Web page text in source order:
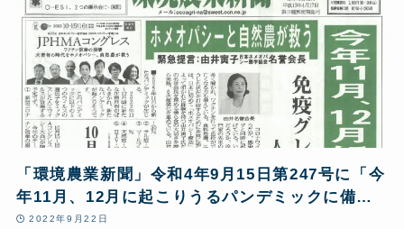
「環境農業新聞」令和4年9月15日第247号に「今
年11月、12月に起こりうるパンデミックに備え
るサポート免疫グレイト、ワクチン後遺症につい
2022年9月22日